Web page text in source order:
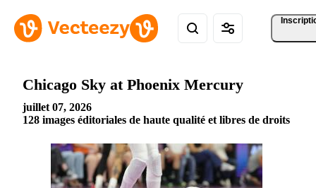
Chicago Sky at Phoenix Mercury
juillet 07, 2026
128 images éditoriales de haute qualité et libres de droits